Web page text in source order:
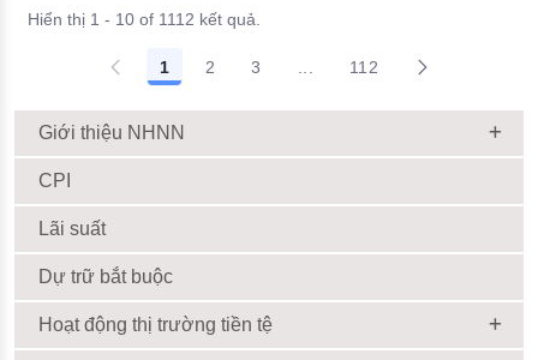
Hiển thị 1 - 10 of 1112 kết quả.
1 2 3 112
Giới thiệu NHNN
CPI
Lãi suất
Dự trữ bắt buộc
Hoạt động thị trường tiền tệ